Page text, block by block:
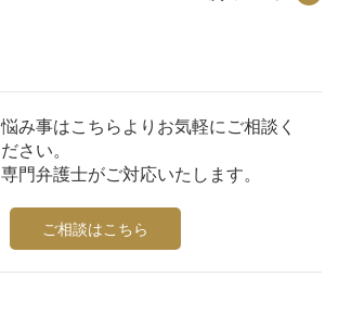
悩み事はこちらよりお気軽にご相談く
ださい。
専門弁護士がご対応いたします。
ご相談はこちら